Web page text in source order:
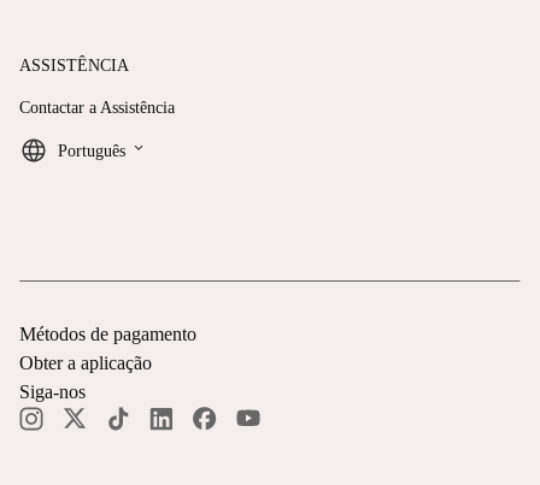
ASSISTÊNCIA
Contactar a Assistência
Português keyboard_arrow_down
Métodos de pagamento
Obter a aplicação
Siga-nos